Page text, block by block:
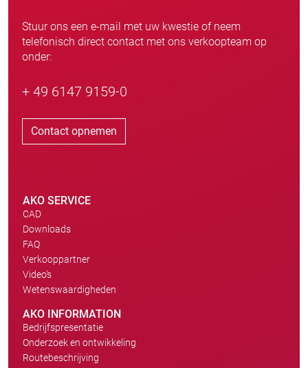
Stuur ons een e-mail met uw kwestie of neem
telefonisch direct contact met ons verkoopteam op
onder:
+ 49 6147 9159-0
Contact opnemen
AKO SERVICE
CAD
Downloads
FAQ
Verkooppartner
Video's
Wetenswaardigheden
AKO INFORMATION
Bedrijfspresentatie
Onderzoek en ontwikkeling
Routebeschrijving